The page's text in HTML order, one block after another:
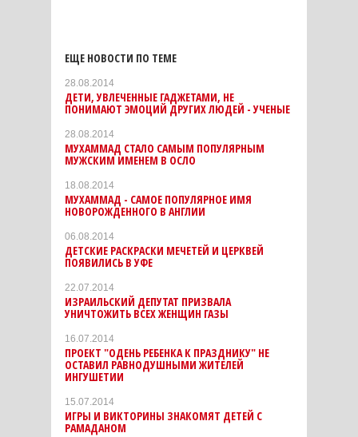
ЕЩЕ НОВОСТИ ПО ТЕМЕ
28.08.2014
ДЕТИ, УВЛЕЧЕННЫЕ ГАДЖЕТАМИ, НЕ
ПОНИМАЮТ ЭМОЦИЙ ДРУГИХ ЛЮДЕЙ - УЧЕНЫЕ
28.08.2014
МУХАММАД СТАЛО САМЫМ ПОПУЛЯРНЫМ
МУЖСКИМ ИМЕНЕМ В ОСЛО
18.08.2014
МУХАММАД - САМОЕ ПОПУЛЯРНОЕ ИМЯ
НОВОРОЖДЕННОГО В АНГЛИИ
06.08.2014
ДЕТСКИЕ РАСКРАСКИ МЕЧЕТЕЙ И ЦЕРКВЕЙ
ПОЯВИЛИСЬ В УФЕ
22.07.2014
ИЗРАИЛЬСКИЙ ДЕПУТАТ ПРИЗВАЛА
УНИЧТОЖИТЬ ВСЕХ ЖЕНЩИН ГАЗЫ
16.07.2014
ПРОЕКТ "ОДЕНЬ РЕБЕНКА К ПРАЗДНИКУ" НЕ
ОСТАВИЛ РАВНОДУШНЫМИ ЖИТЕЛЕЙ
ИНГУШЕТИИ
15.07.2014
ИГРЫ И ВИКТОРИНЫ ЗНАКОМЯТ ДЕТЕЙ С
РАМАДАНОМ